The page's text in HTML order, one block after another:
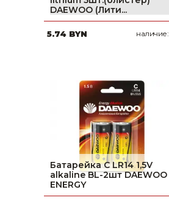
DAEWOO (Лити...
5.74 BYN наличие:
Батарейка C LR14 1,5V
alkaline BL-2шт DAEWOO
ENERGY